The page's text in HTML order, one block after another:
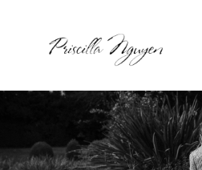
Priscilla Nguyen